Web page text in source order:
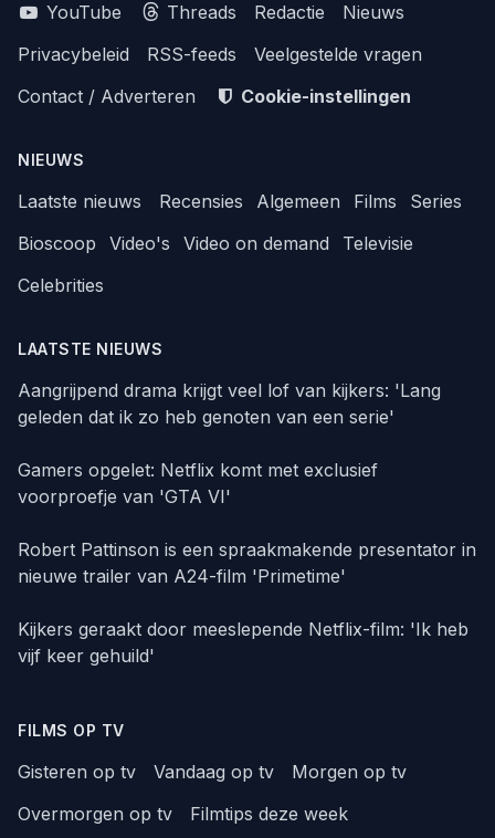
YouTube
Threads Redactie
Nieuws
Privacybeleid
RSS-feeds
Veelgestelde vragen
Contact / Adverteren
Cookie-instellingen
NIEUWS
Laatste nieuws Recensies Algemeen Films
Series
Bioscoop
Video's Video on demand
Televisie
Celebrities
LAATSTE NIEUWS
Aangrijpend drama krijgt veel lof van kijkers: 'Lang
geleden dat ik zo heb genoten van een serie'
Gamers opgelet: Netflix komt met exclusief
voorproefje van 'GTA VI'
Robert Pattinson is een spraakmakende presentator in
nieuwe trailer van A24-film 'Primetime'
Kijkers geraakt door meeslepende Netflix-film: 'Ik heb
vijf keer gehuild'
FILMS OP TV
Gisteren op tv Vandaag op tv
Morgen op tv
Overmorgen op tv
Filmtips deze week